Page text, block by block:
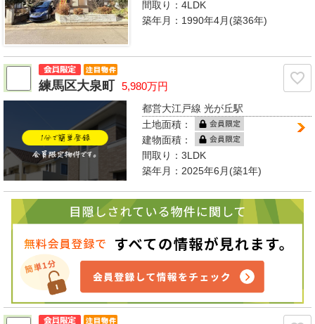
間取り：4LDK
築年月：1990年4月(築36年)
練馬区大泉町 5,980万円
都営大江戸線 光が丘駅
土地面積：
建物面積：
間取り：3LDK
築年月：2025年6月(築1年)